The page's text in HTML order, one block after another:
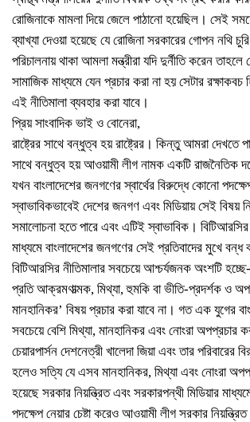
রোজিনাকে মামলা দিয়ে জেলে পাঠানো হয়েছিল। সেই
ব্যাখ্যা দেওয়া হয়েছে যে রোজিনা সরকারের গোপন নথি
পরিচালনায় থাকা আমলা মন্ত্রীরা যদি দুর্নীতি করেন তাহলে
সামাজিক মাধ্যমে যেন প্রচার করা না হয় সেটার রক্ষাকবচ
এই নীতিমালা ব্যবহার করা যাবে।
প্রিয় সাংবাদিক ভাই ও বোনেরা,
রাষ্ট্রের সাথে বন্ধুত্ব হয় রাষ্ট্রের। কিন্তু আমরা দেখতে
সাথে বন্ধুত্ব হয় আওয়ামী লীগ নামক একটি রাজনৈতিক
যখন বাংলাদেশের জনগণের স্বার্থের বিরুদ্ধে কোনো
স্বাভাবিকভাবেই দেশের জনগণ এবং মিডিয়ায় সেই বিষয়
সমালোচনা হতে পারে এবং এটিই স্বাভাবিক। বিটিআরসির
মাধ্যমে বাংলাদেশের জনগণের সেই প্রতিবাদের মুখে বন্ধ
বিটিআরসির নীতিমালার সবচেয়ে আশ্চর্যজনক অংশটি
প্রতি আক্রমণাত্মক, মিথ্যা, হুমকি বা ভীতি-প্রদর্শক ও
মানহানিকর’ বিষয় প্রচার করা যাবে না। গত এক যুগের
সবচেয়ে বেশি মিথ্যা, মানহানিকর এবং নোংরা অপপ্রচার
চেয়ারপার্সন দেশনেত্রী খালেদা জিয়া এবং তার পরিবারের
হলেও সত্যি যে এসব মানহানিকর, মিথ্যা এবং নোংরা
হয়েছে সরকার নিয়ন্ত্রিত এবং সরকারপন্থী মিডিয়ার
পদক্ষেপ নেয়ার চেষ্টা করেও আওয়ামী লীগ সরকার